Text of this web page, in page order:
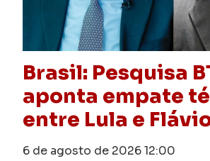
Brasil: Pesquisa
aponta empate
entre Lula e
6 de agosto de 202612:00